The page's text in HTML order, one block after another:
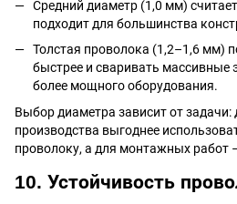
Средний диаметр (1,0 мм)
подходит для большинства
Толстая проволока (1,2–1,6 мм)
быстрее и сваривать массивные
более мощного оборудования.
Выбор диаметра зависит от задачи:
производства выгоднее
проволоку, а для монтажных работ
10. Устойчивость